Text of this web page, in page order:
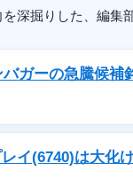
深掘りした、編集
バガーの急騰候
イ(6740)は大化